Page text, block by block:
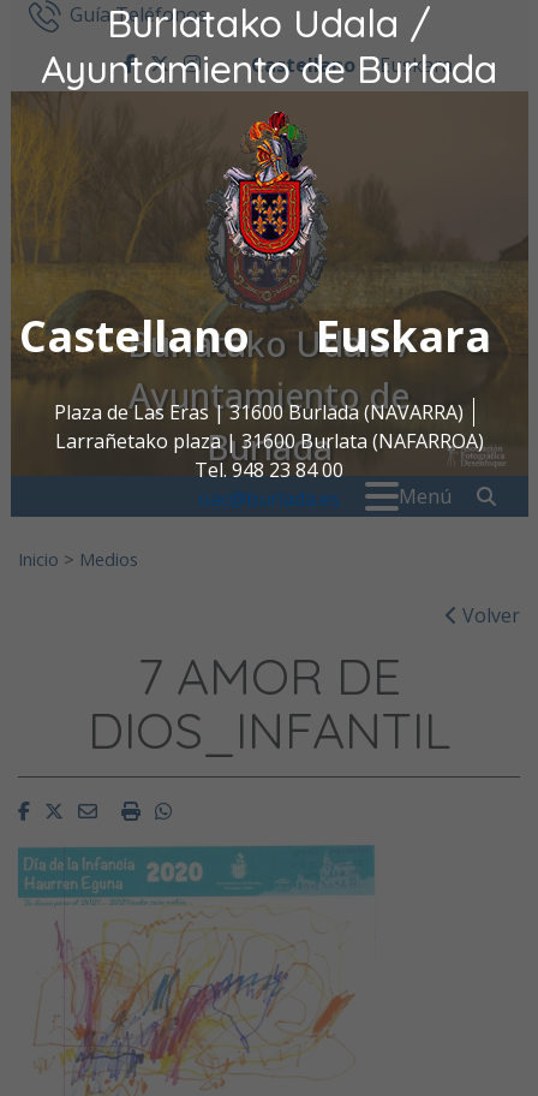
Burlatako Udala /
Ayuntamiento de Burlada
Castellano Euskara
Plaza de Las Eras | 31600 Burlada (NAVARRA)
Larrañetako plaza | 31600 Burlata (NAFARROA)
Tel. 948 23 84 00
oac@burlada.es
Ir al contenidoGuía Teléfonos
facebook
twitter
instagram
Castellano Euskara
Burlatako Udala /
Ayuntamiento de
Burlada
Menú
Inicio > Medios
Volver
7 AMOR DE
DIOS_INFANTIL
FacebookTwitterEmailImprimirWhatsapp